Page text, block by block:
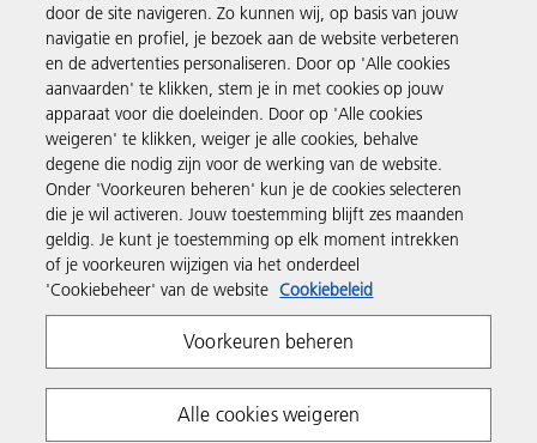
Producten en services
Support en contact
Inspiratie
Volg Ricoh
door de site navigeren. Zo kunnen wij, op basis van jouw
navigatie en profiel, je bezoek aan de website verbeteren
en de advertenties personaliseren. Door op 'Alle cookies
aanvaarden' te klikken, stem je in met cookies op jouw
apparaat voor die doeleinden. Door op 'Alle cookies
weigeren' te klikken, weiger je alle cookies, behalve
degene die nodig zijn voor de werking van de website.
Onder 'Voorkeuren beheren' kun je de cookies selecteren
die je wil activeren. Jouw toestemming blijft zes maanden
geldig. Je kunt je toestemming op elk moment intrekken
of je voorkeuren wijzigen via het onderdeel
'Cookiebeheer' van de website Cookiebeleid
Voorkeuren beheren
Alle cookies weigeren